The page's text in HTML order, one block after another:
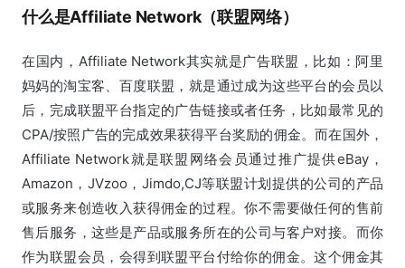
什么是Affiliate Network（联盟网络）
在国内，Affiliate Network其实就是广告联盟，比如：阿里
妈妈的淘宝客、百度联盟，就是通过成为这些平台的会员以
后，完成联盟平台指定的广告链接或者任务，比如最常见的
CPA/按照广告的完成效果获得平台奖励的佣金。而在国外，
Affiliate Network就是联盟网络会员通过推广提供eBay，
Amazon，JVzoo，Jimdo,CJ等联盟计划提供的公司的产品
或服务来创造收入获得佣金的过程。你不需要做任何的售前
售后服务，这些是产品或服务所在的公司与客户对接。而你
作为联盟会员，会得到联盟平台付给你的佣金。这个佣金其